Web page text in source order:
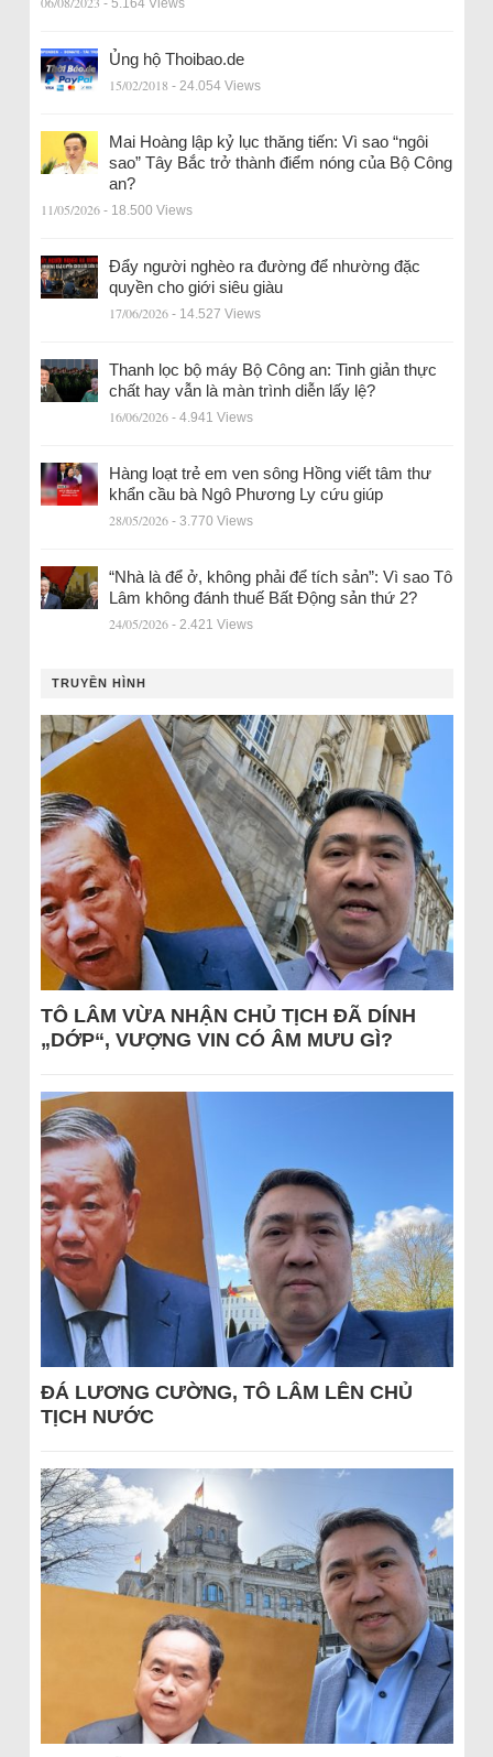
- 5.164 Views
Ủng hộ Thoibao.de
15/02/2018 - 24.054 Views
Mai Hoàng lập kỷ lục thăng tiến: Vì sao “ngôi
sao” Tây Bắc trở thành điểm nóng của Bộ Công
an?
11/05/2026 - 18.500 Views
Đẩy người nghèo ra đường để nhường đặc
quyền cho giới siêu giàu
17/06/2026 - 14.527 Views
Thanh lọc bộ máy Bộ Công an: Tinh giản thực
chất hay vẫn là màn trình diễn lấy lệ?
16/06/2026 - 4.941 Views
Hàng loạt trẻ em ven sông Hồng viết tâm thư
khẩn cầu bà Ngô Phương Ly cứu giúp
28/05/2026 - 3.770 Views
“Nhà là để ở, không phải để tích sản”: Vì sao Tô
Lâm không đánh thuế Bất Động sản thứ 2?
24/05/2026 - 2.421 Views
TRUYỀN HÌNH
TÔ LÂM VỪA NHẬN CHỦ TỊCH ĐÃ DÍNH
„DỚP“, VƯỢNG VIN CÓ ÂM MƯU GÌ?
ĐÁ LƯƠNG CƯỜNG, TÔ LÂM LÊN CHỦ
TỊCH NƯỚC